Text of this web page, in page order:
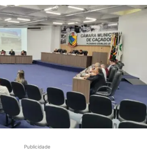
Publicidade